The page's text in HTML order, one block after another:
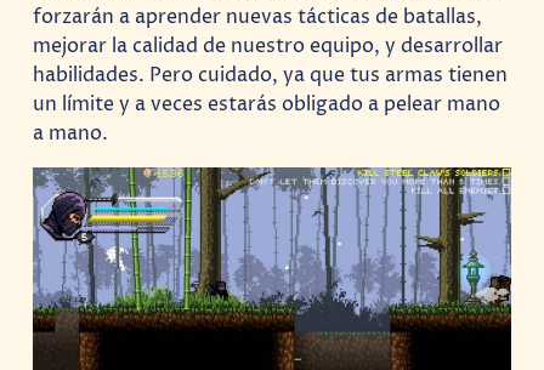
forzarán a aprender nuevas tácticas de batallas,
mejorar la calidad de nuestro equipo, y desarrollar
habilidades. Pero cuidado, ya que tus armas tienen
un límite y a veces estarás obligado a pelear mano
a mano.